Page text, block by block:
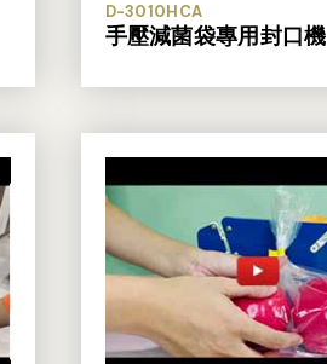
D-3010HCA
手壓減菌袋專用封口機